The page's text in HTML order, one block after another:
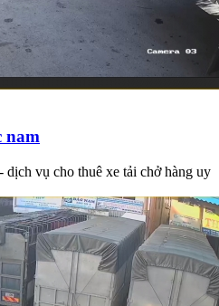
nam
dịch vụ cho thuê xe tải chở hàng uy